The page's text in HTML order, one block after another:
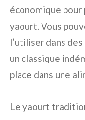
économique
yaourt. Vous
l’utiliser dans
un classique
place dans une
Le yaourt